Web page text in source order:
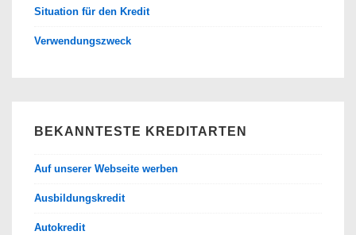
Situation für den Kredit
Verwendungszweck
BEKANNTESTE KREDITARTEN
Auf unserer Webseite werben
Ausbildungskredit
Autokredit